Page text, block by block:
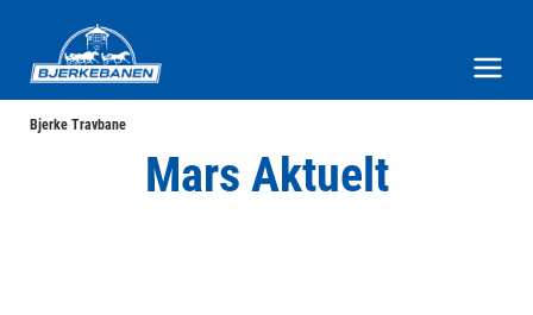
Bjerke Travbane
Mars Aktuelt